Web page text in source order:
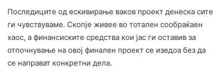
Последиците од ескивирање ваков проект денеска сите
ги чувствуваме. Скопје живее во тотален сообраќаен
хаос, а финансиските средства кои јас ги оставив за
отпочнување на овој финален проект се изедоа без да
се направат конкретни дела.